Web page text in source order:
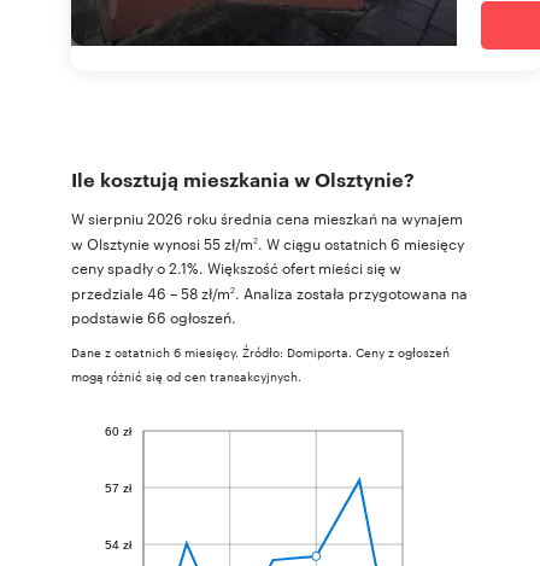
Ile kosztują mieszkania w Olsztynie?
W sierpniu 2026 roku średnia cena mieszkań na wynajem
w Olsztynie wynosi 55 zł/m2. W ciągu ostatnich 6 miesięcy
ceny spadły o 2.1%. Większość ofert mieści się w
przedziale 46 – 58 zł/m2. Analiza została przygotowana na
podstawie 66 ogłoszeń.
Dane z ostatnich 6 miesięcy. Źródło: Domiporta. Ceny z ogłoszeń
mogą różnić się od cen transakcyjnych.